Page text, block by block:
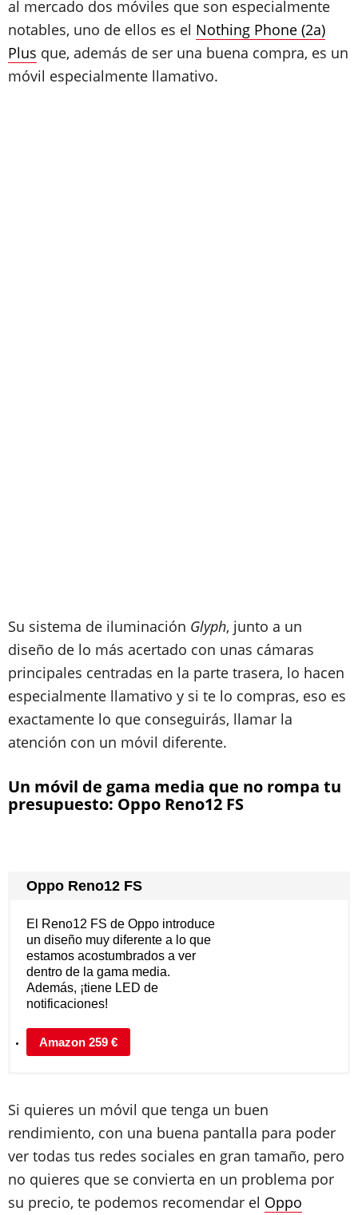
al mercado dos móviles que son especialmente
notables, uno de ellos es el Nothing Phone (2a)
Plus que, además de ser una buena compra, es un
móvil especialmente llamativo.
Su sistema de iluminación Glyph, junto a un
diseño de lo más acertado con unas cámaras
principales centradas en la parte trasera, lo hacen
especialmente llamativo y si te lo compras, eso es
exactamente lo que conseguirás, llamar la
atención con un móvil diferente.
Un móvil de gama media que no rompa tu
presupuesto: Oppo Reno12 FS
Oppo Reno12 FS
Amazon 259 €
El Reno12 FS de Oppo introduce
un diseño muy diferente a lo que
estamos acostumbrados a ver
dentro de la gama media.
Además, ¡tiene LED de
notificaciones!
Si quieres un móvil que tenga un buen
rendimiento, con una buena pantalla para poder
ver todas tus redes sociales en gran tamaño, pero
no quieres que se convierta en un problema por
su precio, te podemos recomendar el Oppo